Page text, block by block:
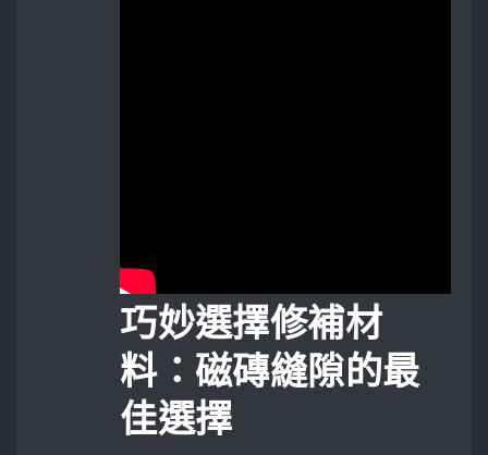
巧妙選擇修補材
料：磁磚縫隙的最
佳選擇